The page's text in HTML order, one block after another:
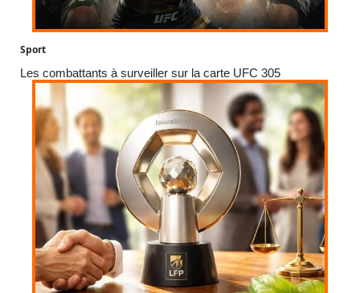
Sport
Les combattants à surveiller sur la carte UFC 305